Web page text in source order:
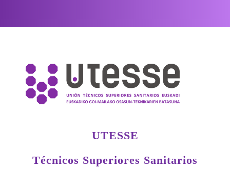
UTESSE
Técnicos Superiores Sanitarios